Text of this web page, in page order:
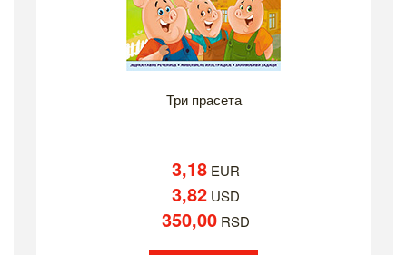
Три прасета
3,18 EUR
3,82 USD
350,00 RSD